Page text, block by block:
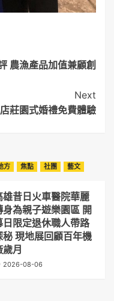
農漁產品加值兼顧創
Next
莊園式婚禮免費體驗
方 焦點 社團 藝文
雄昔日火車醫院華麗
身為親子遊樂園區 開
日限定退休職人帶路
秘 現地展回顧百年機
歲月
2026-08-06